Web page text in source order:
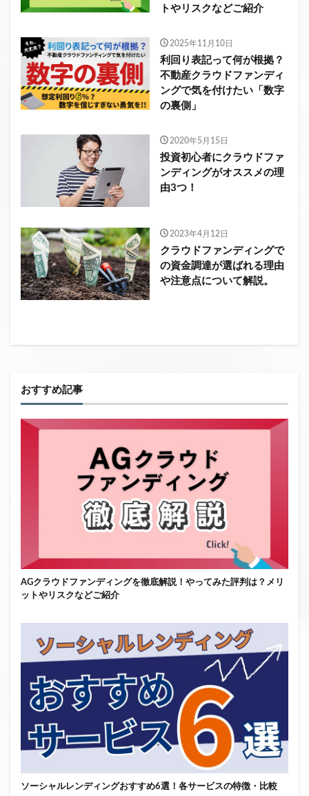
トやリスクなどご紹介
2025年11月10日
利回り表記って何が根拠？
不動産クラウドファンディ
ングで気を付けたい「数字
の裏側」
2020年5月15日
投資初心者にクラウドファ
ンディングがオススメの理
由3つ！
2023年4月12日
クラウドファンディングで
の資金調達が選ばれる理由
や注意点について解説。
おすすめ記事
AGクラウドファンディングを徹底解説！やってみた評判は？メリ
ットやリスクなどご紹介
ソーシャルレンディングおすすめ6選！各サービスの特徴・比較